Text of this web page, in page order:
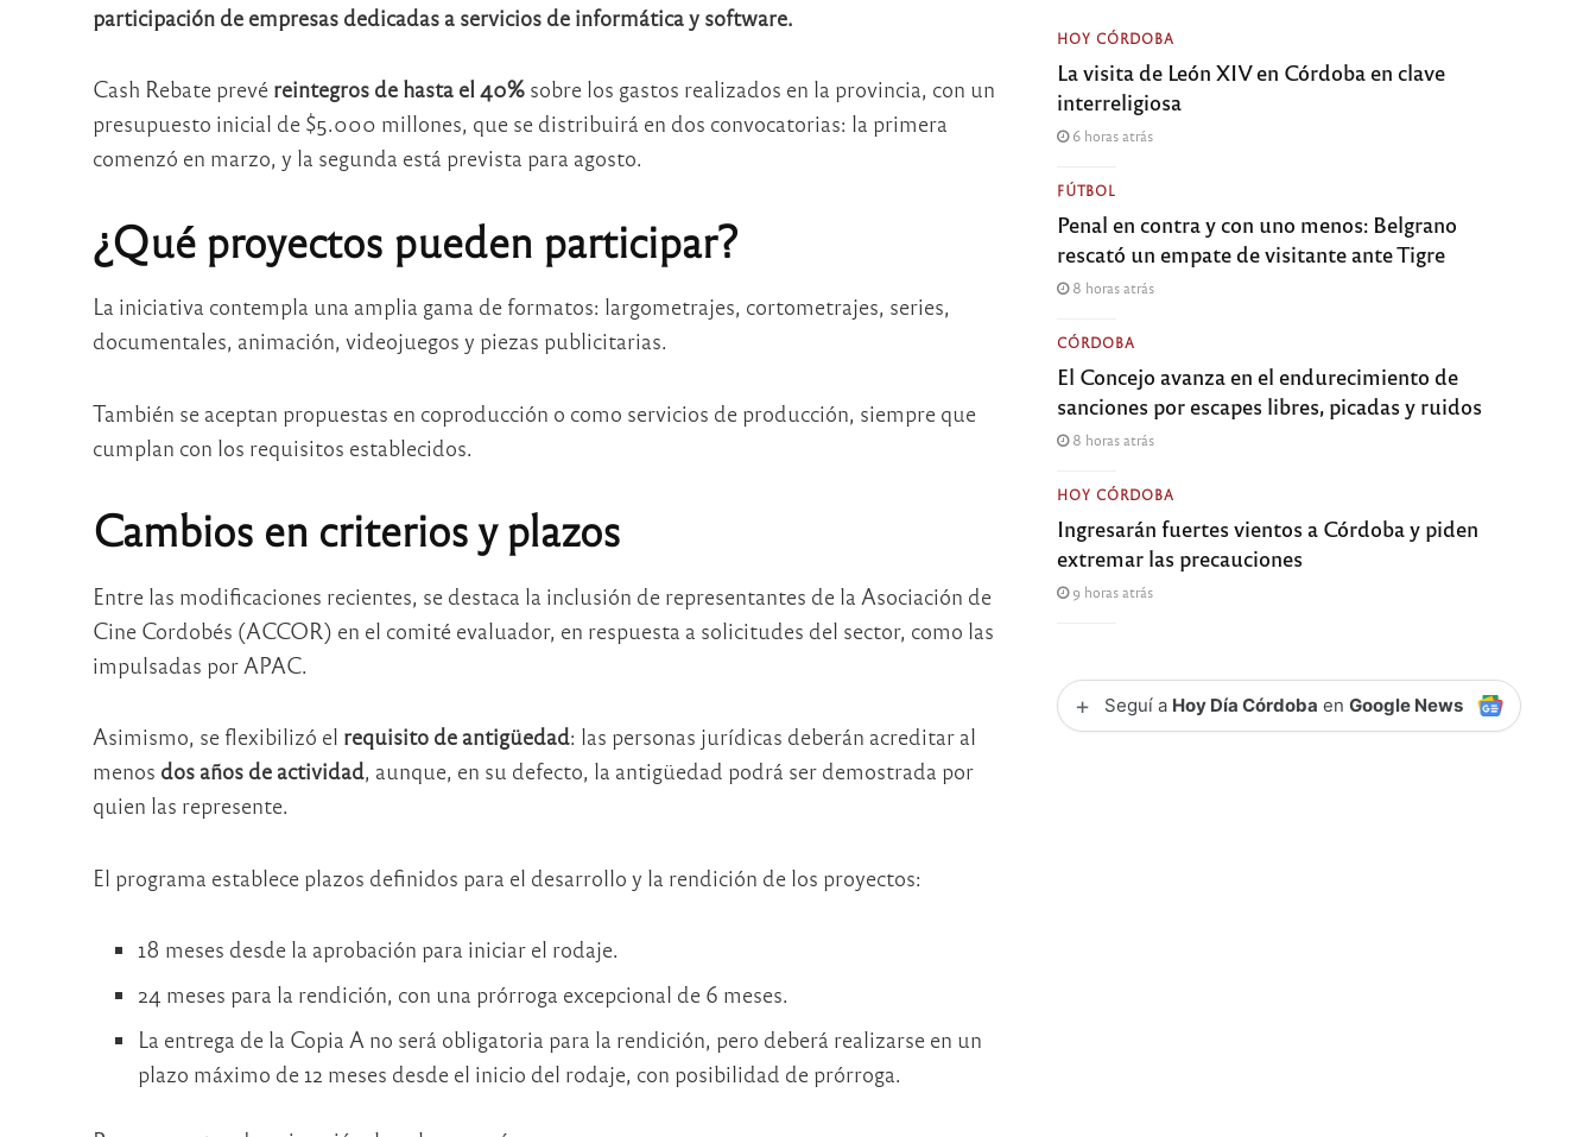
participación de empresas dedicadas a servicios de informática y software.
Cash Rebate prevé reintegros de hasta el 40%sobre los gastos realizados en la provincia, con un
presupuesto inicial de $5.000 millones, que se distribuirá en dos convocatorias: la primera
comenzó en marzo, y la segunda está prevista para agosto.
¿Qué proyectos pueden participar?
La iniciativa contempla una amplia gama de formatos: largometrajes, cortometrajes, series,
documentales, animación, videojuegos y piezas publicitarias.
También se aceptan propuestas en coproducción o como servicios de producción, siempre que
cumplan con los requisitos establecidos.
Cambios en criterios y plazos
Entre las modificaciones recientes, se destaca la inclusión de representantes de la Asociación de
Cine Cordobés (ACCOR) en el comité evaluador, en respuesta a solicitudes del sector, como las
impulsadas por APAC.
Asimismo, se flexibilizó el requisito de antigüedad: las personas jurídicas deberán acreditar al
menos dos años de actividad, aunque, en su defecto, la antigüedad podrá ser demostrada por
quien las represente.
El programa establece plazos definidos para el desarrollo y la rendición de los proyectos:
18 meses desde la aprobación para iniciar el rodaje.
24 meses para la rendición, con una prórroga excepcional de 6 meses.
La entrega de la Copia A no será obligatoria para la rendición, pero deberá realizarse en un
plazo máximo de 12 meses desde el inicio del rodaje, con posibilidad de prórroga.
HOY CÓRDOBA
La visita de León XIV en Córdoba en clave
interreligiosa
6 horas atrás
FÚTBOL
Penal en contra y con uno menos: Belgrano
rescató un empate de visitante ante Tigre
8 horas atrás
CÓRDOBA
El Concejo avanza en el endurecimiento de
sanciones por escapes libres, picadas y ruidos
8 horas atrás
HOY CÓRDOBA
Ingresarán fuertes vientos a Córdoba y piden
extremar las precauciones
9 horas atrás
+ Seguí a Hoy Día Córdoba enGoogle News